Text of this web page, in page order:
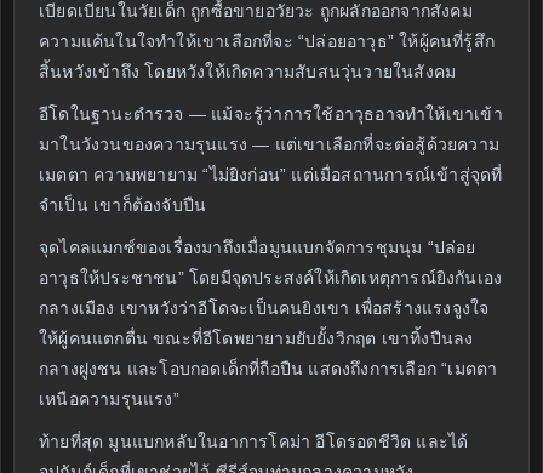
เบียดเบียนในวัยเด็ก ถูกซื้อขายอวัยวะ ถูกผลักออกจากสังคม
ความแค้นในใจทำให้เขาเลือกที่จะ “ปล่อยอาวุธ” ให้ผู้คนที่รู้สึก
สิ้นหวังเข้าถึง โดยหวังให้เกิดความสับสนวุ่นวายในสังคม
อีโดในฐานะตำรวจ — แม้จะรู้ว่าการใช้อาวุธอาจทำให้เขาเข้า
มาในวังวนของความรุนแรง — แต่เขาเลือกที่จะต่อสู้ด้วยความ
เมตตา ความพยายาม “ไม่ยิงก่อน” แต่เมื่อสถานการณ์เข้าสู่จุดที่
จำเป็น เขาก็ต้องจับปืน
จุดไคลแมกซ์ของเรื่องมาถึงเมื่อมูนแบกจัดการชุมนุม “ปล่อย
อาวุธให้ประชาชน” โดยมีจุดประสงค์ให้เกิดเหตุการณ์ยิงกันเอง
กลางเมือง เขาหวังว่าอีโดจะเป็นคนยิงเขา เพื่อสร้างแรงจูงใจ
ให้ผู้คนแตกตื่น ขณะที่อีโดพยายามยับยั้งวิกฤต เขาทิ้งปืนลง
กลางฝูงชน และโอบกอดเด็กที่ถือปืน แสดงถึงการเลือก “เมตตา
เหนือความรุนแรง”
ท้ายที่สุด มูนแบกหลับในอาการโคม่า อีโดรอดชีวิต และได้